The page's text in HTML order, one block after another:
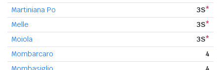
Martiniana Po
3S*
Melle
3S*
Moiola
3S*
Mombarcaro
4